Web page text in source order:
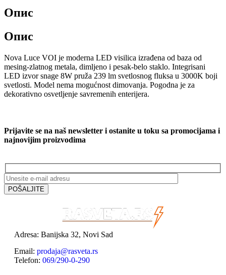
Опис
Опис
Nova Luce VOI je moderna LED visilica izrađena od baza od
mesing-zlatnog metala, dimljeno i pesak-belo staklo. Integrisani
LED izvor snage 8W pruža 239 lm svetlosnog fluksa u 3000K boji
svetlosti. Model nema mogućnost dimovanja. Pogodna je za
dekorativno osvetljenje savremenih enterijera.
Prijavite se na naš newsletter i ostanite u toku sa promocijama i
najnovijim proizvodima
Adresa: Banijska 32, Novi Sad
Email: prodaja@rasveta.rs
Telefon: 069/290-0-290